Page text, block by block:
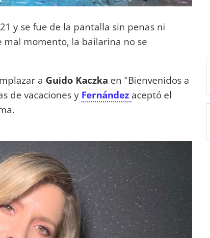
y se fue de la pantalla sin penas ni
mal momento, la bailarina no se
a Guido Kaczka en "Bienvenidos a
de vacaciones y Fernández aceptó el